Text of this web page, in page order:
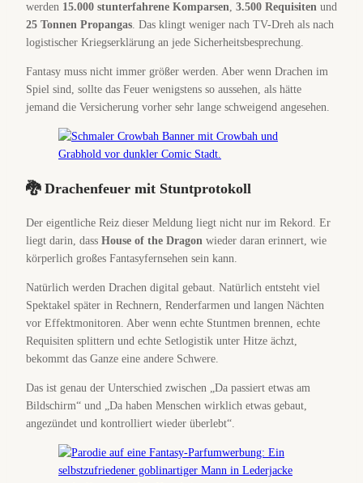
werden 15.000 stunterfahrene Komparsen, 3.500 Requisiten und
25 Tonnen Propangas. Das klingt weniger nach TV-Dreh als nach
logistischer Kriegserklärung an jede Sicherheitsbesprechung.
Fantasy muss nicht immer größer werden. Aber wenn Drachen im
Spiel sind, sollte das Feuer wenigstens so aussehen, als hätte
jemand die Versicherung vorher sehr lange schweigend angesehen.
🐉 Drachenfeuer mit Stuntprotokoll
Der eigentliche Reiz dieser Meldung liegt nicht nur im Rekord. Er
liegt darin, dass House of the Dragon wieder daran erinnert, wie
körperlich großes Fantasyfernsehen sein kann.
Natürlich werden Drachen digital gebaut. Natürlich entsteht viel
Spektakel später in Rechnern, Renderfarmen und langen Nächten
vor Effektmonitoren. Aber wenn echte Stuntmen brennen, echte
Requisiten splittern und echte Setlogistik unter Hitze ächzt,
bekommt das Ganze eine andere Schwere.
Das ist genau der Unterschied zwischen „Da passiert etwas am
Bildschirm“ und „Da haben Menschen wirklich etwas gebaut,
angezündet und kontrolliert wieder überlebt“.